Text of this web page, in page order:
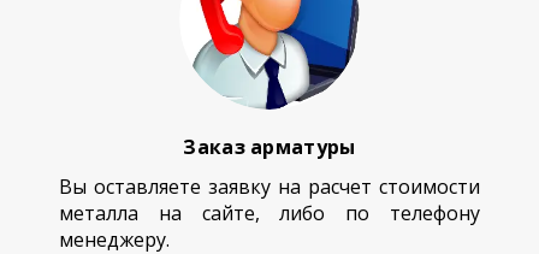
Заказ арматуры
Вы оставляете заявку на расчет стоимости
металла на сайте, либо по телефону
менеджеру.